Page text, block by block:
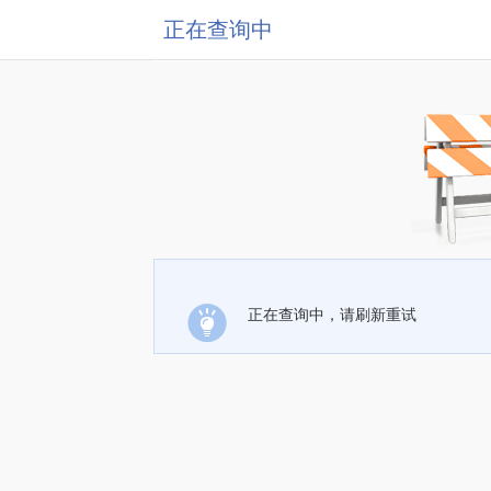
正在查询中
正在查询中，请刷新重试